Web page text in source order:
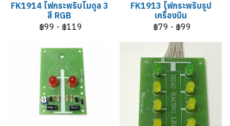
FK1914 ไฟกระพริบโมดูล 3
สี RGB
฿99 - ฿119
FK1913 ไฟกระพริบรูป
เครื่องบิน
฿79 - ฿99